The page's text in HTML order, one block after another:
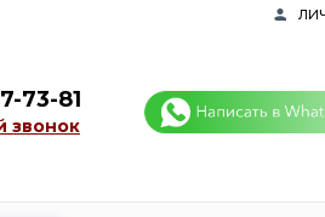
73-81
звонок